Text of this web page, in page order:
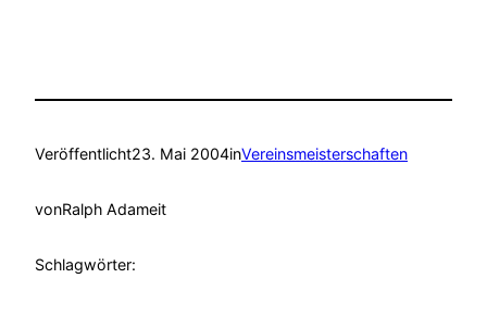
Veröffentlicht23. Mai 2004inVereinsmeisterschaften
vonRalph Adameit
Schlagwörter: